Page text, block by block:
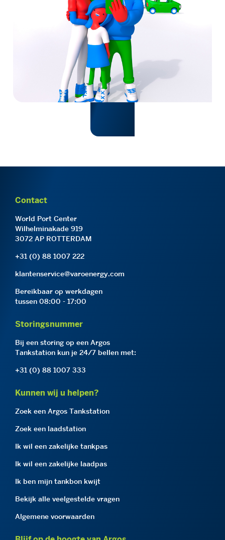
Contact
World Port Center
Wilhelminakade 919
3072 AP ROTTERDAM
+31 (0) 88 1007 222
klantenservice@varoenergy.com
Bereikbaar op werkdagen
tussen 08:00 - 17:00
Storingsnummer
Bij een storing op een Argos
Tankstation kun je 24/7 bellen met:
+31 (0) 88 1007 333
Kunnen wij u helpen?
Zoek een Argos Tankstation
Zoek een laadstation
Ik wil een zakelijke tankpas
Ik wil een zakelijke laadpas
Ik ben mijn tankbon kwijt
Bekijk alle veelgestelde vragen
Algemene voorwaarden